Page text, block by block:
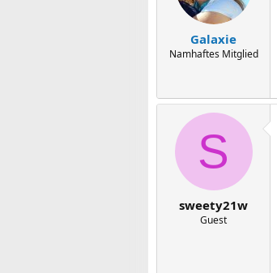
Galaxie
Namhaftes Mitglied
S
sweety21w
Guest